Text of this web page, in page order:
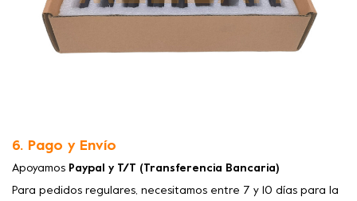
6. Pago y Envío
Apoyamos Paypal y T/T (Transferencia Bancaria)
Para pedidos regulares, necesitamos entre 7 y 10 días para la